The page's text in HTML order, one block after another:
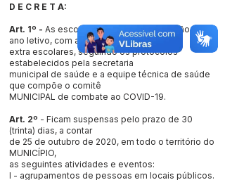
D E C R E T A:
Art. 1º - As escolas Municipais, continuarão o
ano letivo, com atividades
extra escolares, seguindo os protocolos
estabelecidos pela secretaria
municipal de saúde e a equipe técnica de saúde
que compõe o comitê
MUNICIPAL de combate ao COVID-19.
Art. 2º - Ficam suspensas pelo prazo de 30
(trinta) dias, a contar
de 25 de outubro de 2020, em todo o território do
MUNICÍPIO,
as seguintes atividades e eventos:
I - agrupamentos de pessoas em locais públicos.